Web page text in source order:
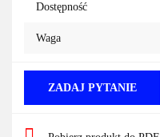
Dostępność
Waga
ZADAJ PYTANIE